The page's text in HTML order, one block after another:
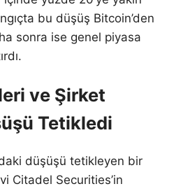
bu düşüş Bitcoin’den
sonra ise genel piyasa
ve Şirket
Tetikledi
düşüşü tetikleyen bir
Citadel Securities’in